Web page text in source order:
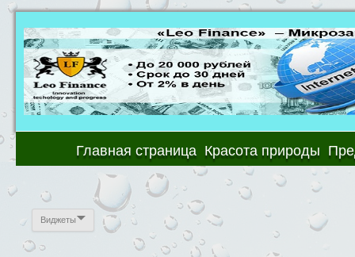
Главная страница Красота природы
Виджеты